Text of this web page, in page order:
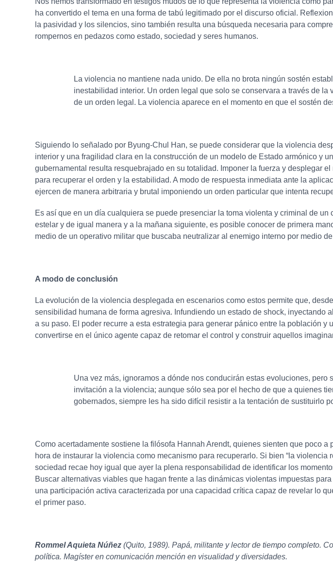
ha convertido el tema en una forma de tabú legitimado por el discurso oficial.
la pasividad y los silencios, sino también resulta una búsqueda necesaria para
rompernos en pedazos como estado, sociedad y seres humanos.
La violencia no mantiene nada unido. De ella no brota ningún sostén
inestabilidad interior. Un orden legal que solo se conservara a través de
de un orden legal. La violencia aparece en el momento en que el sostén
Siguiendo lo señalado por Byung-Chul Han, se puede considerar que la violencia
interior y una fragilidad clara en la construcción de un modelo de Estado armónico y
gubernamental resulta resquebrajado en su totalidad. Imponer la fuerza y desplegar
para recuperar el orden y la estabilidad. A modo de respuesta inmediata ante la
ejercen de manera arbitraria y brutal imponiendo un orden particular que intenta
Es así que en un día cualquiera se puede presenciar la toma violenta y criminal de
estelar y de igual manera y a la mañana siguiente, es posible conocer de primera
medio de un operativo militar que buscaba neutralizar al enemigo interno por medio
A modo de conclusión
La evolución de la violencia desplegada en escenarios como estos permite que,
sensibilidad humana de forma agresiva. Infundiendo un estado de shock, inyectando
a su paso. El poder recurre a esta estrategia para generar pánico entre la población
convertirse en el único agente capaz de retomar el control y construir aquellos
Una vez más, ignoramos a dónde nos conducirán estas evoluciones,
invitación a la violencia; aunque sólo sea por el hecho de que a quienes
gobernados, siempre les ha sido difícil resistir a la tentación de sustituirlo
Como acertadamente sostiene la filósofa Hannah Arendt, quienes sienten que poco
hora de instaurar la violencia como mecanismo para recuperarlo. Si bien “la
sociedad recae hoy igual que ayer la plena responsabilidad de identificar los
Buscar alternativas viables que hagan frente a las dinámicas violentas impuestas
una participación activa caracterizada por una capacidad crítica capaz de revelar lo
el primer paso.
Rommel Aquieta Núñez (Quito, 1989). Papá, militante y lector de tiempo completo.
política. Magíster en comunicación mención en visualidad y diversidades.